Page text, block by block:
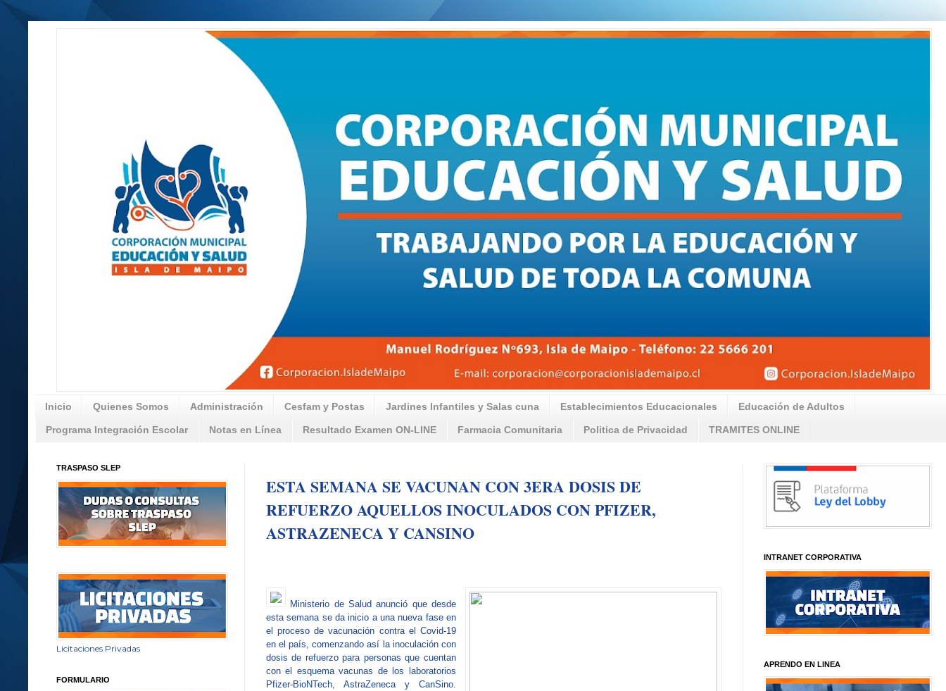
Inicio Quienes Somos Administración Cesfam y Postas Jardines Infantiles y Salas cuna Establecimientos Educacionales Educación de Adultos
Programa Integración Escolar Notas en Línea Resultado Examen ON-LINE Farmacia Comunitaria Politica de Privacidad TRAMITES ONLINE
ESTA SEMANA SE VACUNAN CON 3ERA DOSIS DE
REFUERZO AQUELLOS INOCULADOS CON PFIZER,
ASTRAZENECA Y CANSINO
Ministerio de Salud anunció que desde
esta semana se da inicio a una nueva fase en
el proceso de vacunación contra el Covid-19
en el país, comenzando así la inoculación con
dosis de refuerzo para personas que cuentan
con el esquema vacunas de los laboratorios
Pfizer-BioNTech, AstraZeneca y CanSino.
TRASPASO SLEP
Licitaciones Privadas
FORMULARIO
INTRANET CORPORATIVA
APRENDO EN LINEA